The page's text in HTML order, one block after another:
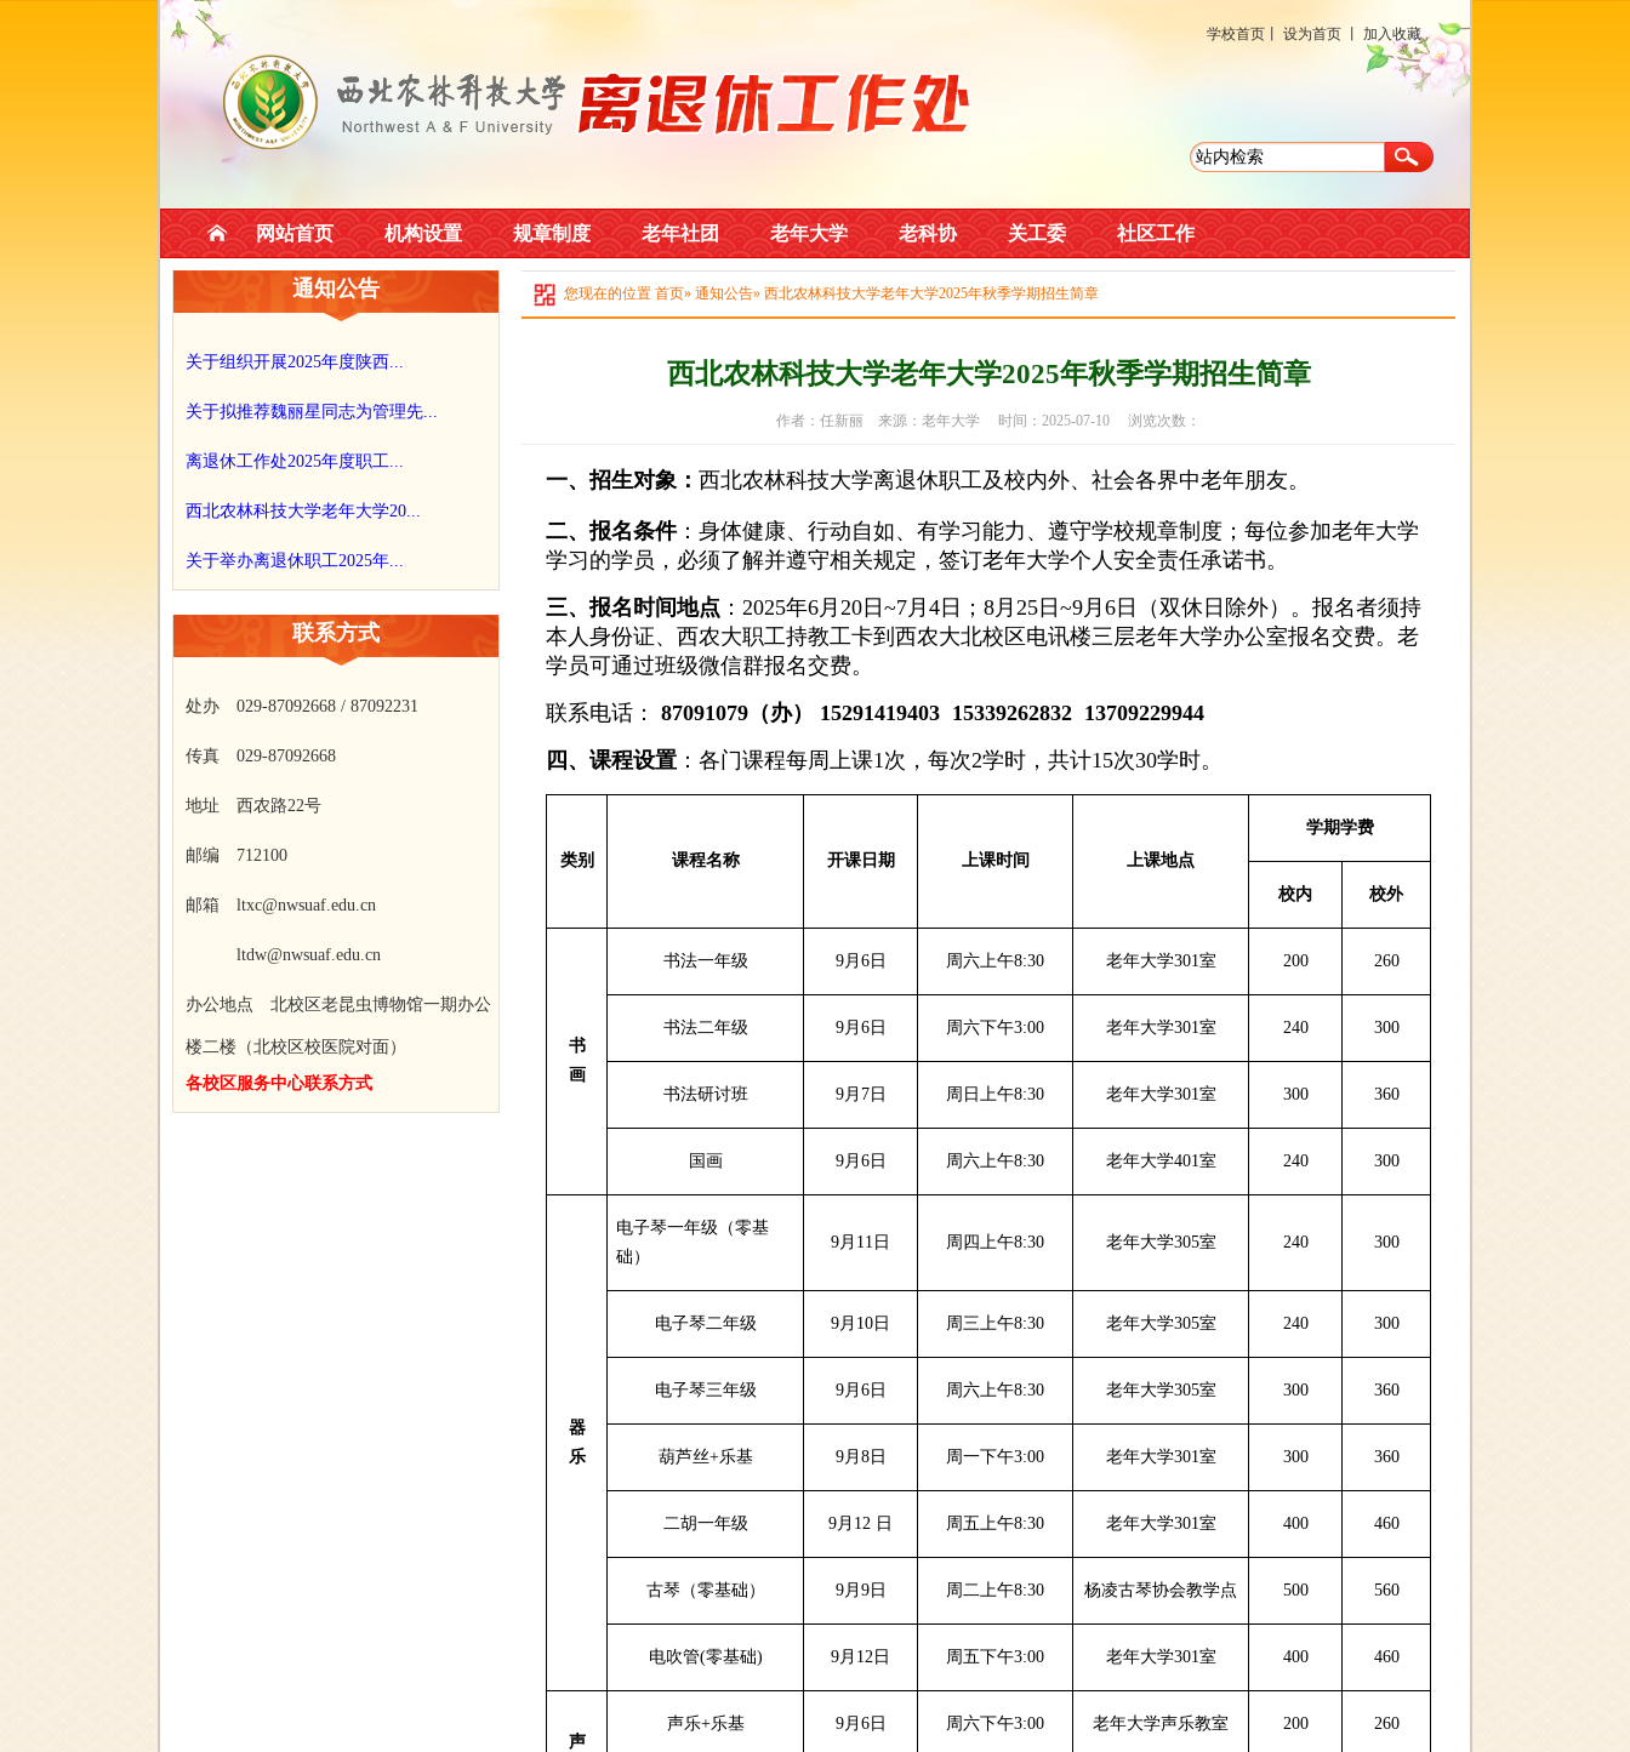
学校首页 设为首页 加入收藏
网站首页 机构设置 规章制度 老年社团 老年大学 老科协 关工委 社区工作
通知公告
关于组织开展2025年度陕西...
关于拟推荐魏丽星同志为管理先...
离退休工作处2025年度职工...
西北农林科技大学老年大学20...
关于举办离退休职工2025年...
联系方式
处办 029-87092668 / 87092231
传真 029-87092668
地址 西农路22号
邮编 712100
邮箱 ltxc@nwsuaf.edu.cn
ltdw@nwsuaf.edu.cn
办公地点 北校区老昆虫博物馆一期办公
楼二楼（北校区校医院对面）
各校区服务中心联系方式
您现在的位置 首页» 通知公告» 西北农林科技大学老年大学2025年秋季学期招生简章
西北农林科技大学老年大学2025年秋季学期招生简章
作者：任新丽 来源：老年大学 时间：2025-07-10 浏览次数：
一、招生对象： 西北农林科技大学离退休职工及校内外、社会各界中老年朋友。
二、报名条件：身体健康、行动自如、有学习能力、遵守学校规章制度；每位参加老年大学
学习的学员，必须了解并遵守相关规定，签订老年大学个人安全责任承诺书。
三、报名时间地点 ：2025年6月20日~7月4日；8月25日~9月6日（双休日除外）。报名者须持
本人身份证、西农大职工持教工卡到西农大北校区电讯楼三层老年大学办公室报名交费。老
学员可通过班级微信群报名交费。
联系电话：
87091079 （办） 15291419403 15339262832 13709229944
四、课程设置 ：各门课程每周上课1次，每次2学时，共计15次30学时。
类别 课程名称 开课日期 上课时间 上课地点
学期学费
校内 校外
书
画
书法一年级 9月6日 周六上午8:30 老年大学301室 200 260
书法二年级 9月6日 周六下午3:00 老年大学301室 240 300
书法研讨班 9月7日 周日上午8:30 老年大学301室 300 360
国画 9月6日 周六上午8:30 老年大学401室 240 300
器
乐
电子琴一年级（零基
础）
9月11日 周四上午8:30 老年大学305室 240 300
电子琴二年级 9月10日 周三上午8:30 老年大学305室 240 300
电子琴三年级 9月6日 周六上午8:30 老年大学305室 300 360
葫芦丝+乐基 9月8日 周一下午3:00 老年大学301室 300 360
二胡一年级 9月12 日 周五上午8:30 老年大学301室 400 460
古琴（零基础） 9月9日 周二上午8:30 杨凌古琴协会教学点 500 560
电吹管(零基础) 9月12日 周五下午3:00 老年大学301室 400 460
声
声乐+乐基 9月6日 周六下午3:00 老年大学声乐教室 200 260